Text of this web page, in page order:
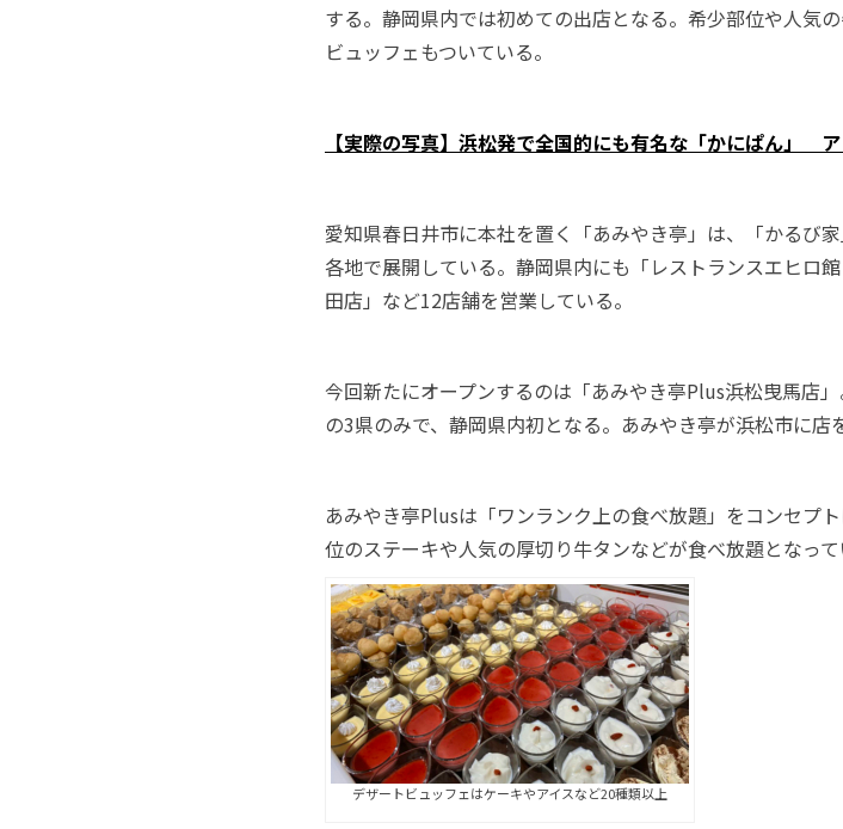
する。静岡県内では初めての出店となる。希少部位や人気
ビュッフェもついている。
【実際の写真】浜松発で全国的にも有名な「かにぱん」
愛知県春日井市に本社を置く「あみやき亭」は、「かるび
各地で展開している。静岡県内にも「レストランスエヒ
田店」など12店舗を営業している。
今回新たにオープンするのは「あみやき亭Plus浜松曳馬店
の3県のみで、静岡県内初となる。あみやき亭が浜松市に店
あみやき亭Plusは「ワンランク上の食べ放題」をコンセプ
位のステーキや人気の厚切り牛タンなどが食べ放題となって
デザートビュッフェはケーキやアイスなど20種類以上